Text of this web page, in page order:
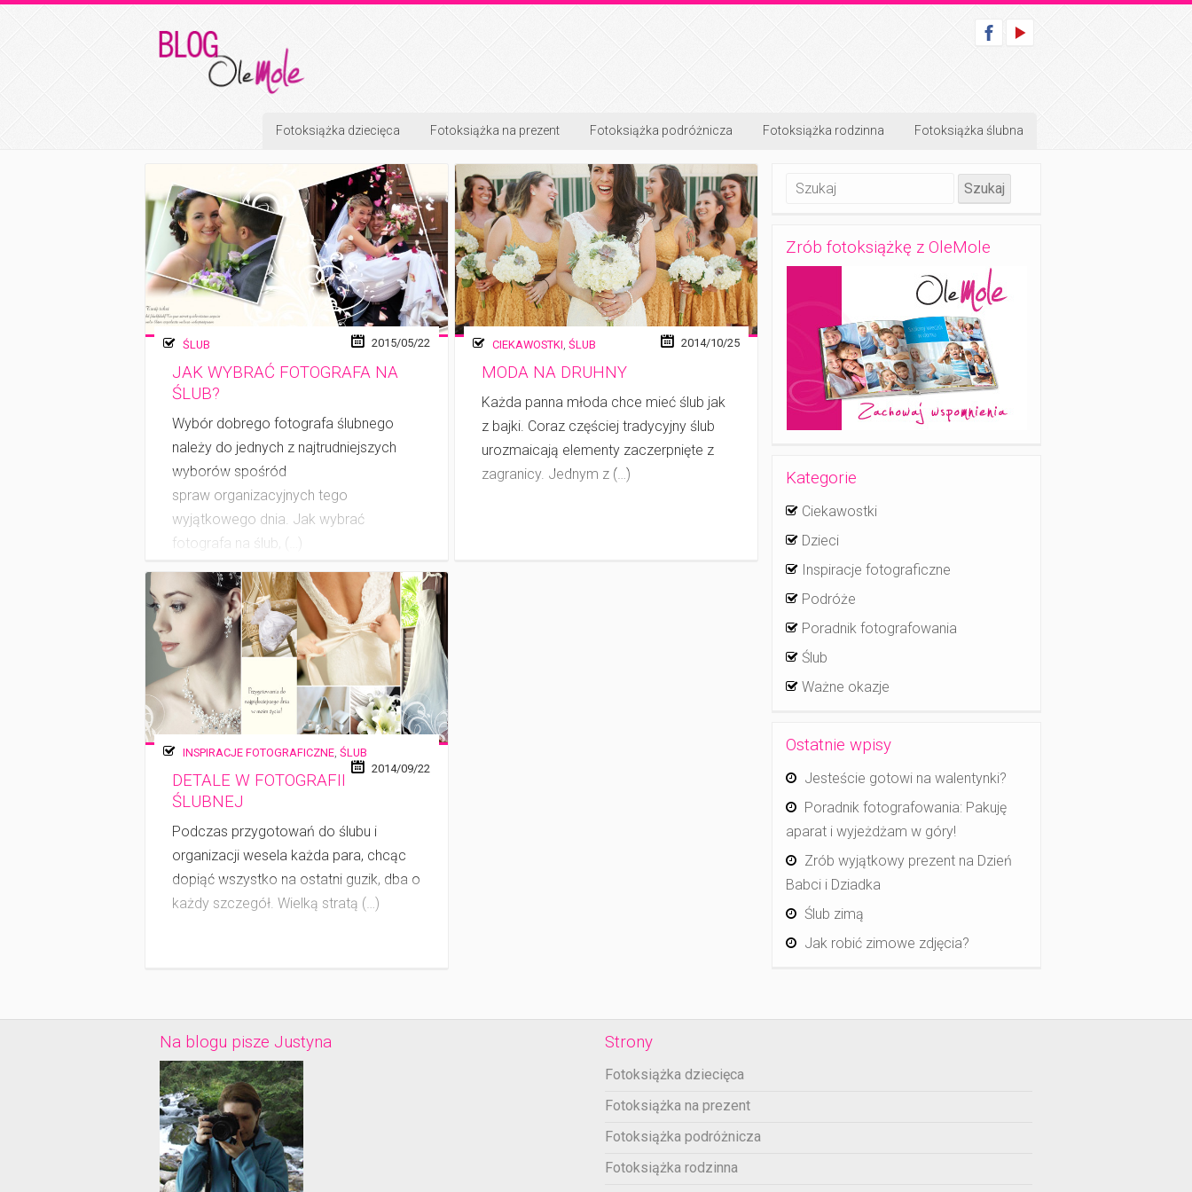
Fotoksiążka dziecięca Fotoksiążka na prezent Fotoksiążka podróżnicza Fotoksiążka rodzinna Fotoksiążka ślubna
ŚLUB 2015/05/22
JAK WYBRAĆ FOTOGRAFA NA
ŚLUB?
Wybór dobrego fotografa ślubnego
należy do jednych z najtrudniejszych
wyborów spośród
spraw organizacyjnych tego
wyjątkowego dnia. Jak wybrać
fotografa na ślub, (…)
CIEKAWOSTKI, ŚLUB 2014/10/25
MODA NA DRUHNY
Każda panna młoda chce mieć ślub jak
z bajki. Coraz częściej tradycyjny ślub
urozmaicają elementy zaczerpnięte z
zagranicy. Jednym z (…)
INSPIRACJE FOTOGRAFICZNE, ŚLUB
2014/09/22
DETALE W FOTOGRAFII
ŚLUBNEJ
Podczas przygotowań do ślubu i
organizacji wesela każda para, chcąc
dopiąć wszystko na ostatni guzik, dba o
każdy szczegół. Wielką stratą (…)
Zrób fotoksiążkę z OleMole
Kategorie
Ciekawostki
Dzieci
Inspiracje fotograficzne
Podróże
Poradnik fotografowania
Ślub
Ważne okazje
Ostatnie wpisy
Jesteście gotowi na walentynki?
Poradnik fotografowania: Pakuję
aparat i wyjeżdżam w góry!
Zrób wyjątkowy prezent na Dzień
Babci i Dziadka
Ślub zimą
Jak robić zimowe zdjęcia?
Na blogu pisze Justyna Strony
Fotoksiążka dziecięca
Fotoksiążka na prezent
Fotoksiążka podróżnicza
Fotoksiążka rodzinna